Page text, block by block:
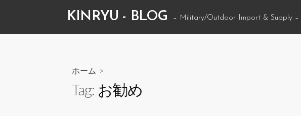
テ
KINRYU - BLOG – Military/Outdoor Import & Supply –
ホーム >
Tag: お勧め